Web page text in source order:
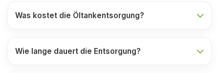
Was kostet die Öltankentsorgung?
Wie lange dauert die Entsorgung?